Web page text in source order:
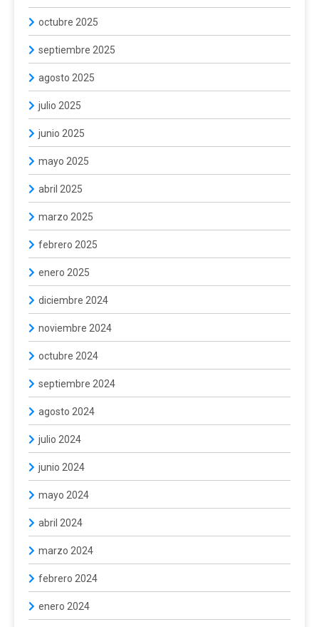
octubre 2025
septiembre 2025
agosto 2025
julio 2025
junio 2025
mayo 2025
abril 2025
marzo 2025
febrero 2025
enero 2025
diciembre 2024
noviembre 2024
octubre 2024
septiembre 2024
agosto 2024
julio 2024
junio 2024
mayo 2024
abril 2024
marzo 2024
febrero 2024
enero 2024